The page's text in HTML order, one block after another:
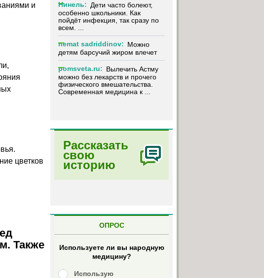
и
цветков
Также
Нинель: Дети часто болеют,
особенно школьники. Как
пойдёт инфекция, так сразу по
всем. ...
nemat sadriddinov: Можно
детям барсучий жиром влечет
pomsveta.ru: Вылечить Астму
можно без лекарств и прочего
физического вмешательства.
Современная медицина к ...
Рассказать
свою
историю
ОПРОС
Используете ли вы народную
медицину?
Использую